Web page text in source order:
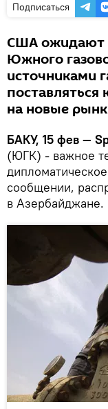
Подписаться
США ожидают
Южного
источниками
на новые
БАКУ, 15 фев —
(ЮГК) - важное
сообщении,
в Азербайджане.